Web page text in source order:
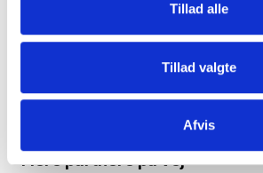
Tillad alle
Tillad valgte
Afvis
at forme de
kommer i fremtiden – ud fra de
hos borgere og medarbejdere.
Flere partnere på vej